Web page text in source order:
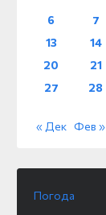
6
7
13
14
20
21
27
28
« Дек Фев »
Погода